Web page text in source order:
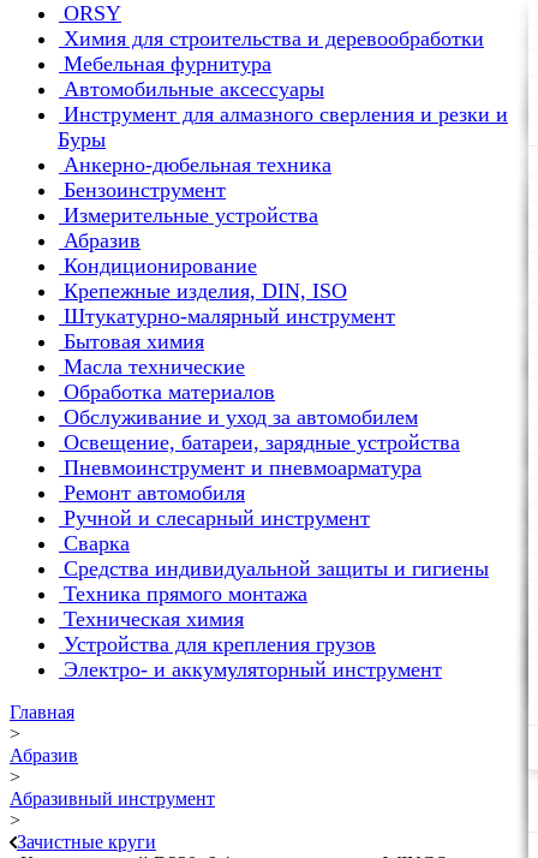
ORSY
Химия для строительства и деревообработки
Мебельная фурнитура
Автомобильные аксессуары
Инструмент для алмазного сверления и резки и
Буры
Анкерно-дюбельная техника
Бензоинструмент
Измерительные устройства
Абразив
Кондиционирование
Крепежные изделия, DIN, ISO
Штукатурно-малярный инструмент
Бытовая химия
Масла технические
Обработка материалов
Обслуживание и уход за автомобилем
Освещение, батареи, зарядные устройства
Пневмоинструмент и пневмоарматура
Ремонт автомобиля
Ручной и слесарный инструмент
Сварка
Средства индивидуальной защиты и гигиены
Техника прямого монтажа
Техническая химия
Устройства для крепления грузов
Электро- и аккумуляторный инструмент
Главная
>
Абразив
>
Абразивный инструмент
>
Зачистные круги